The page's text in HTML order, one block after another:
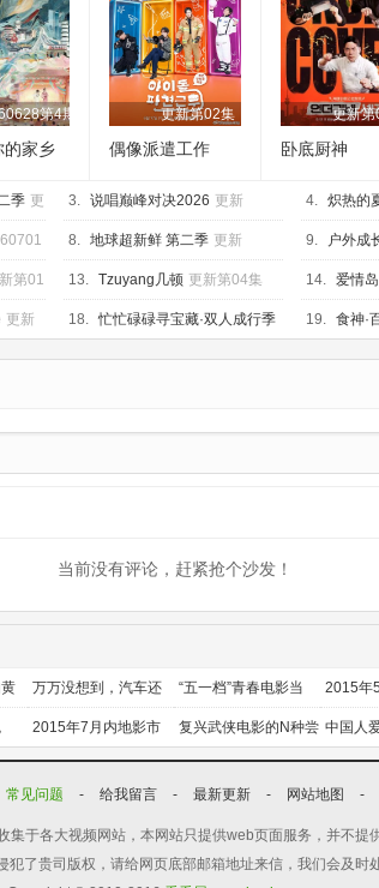
第4期
的家乡
更新第02集
偶像派遣工作
更新第
卧底厨神
季 更 3. 说唱巅峰对决2026 更新
20260705第2期下
4. 炽热的
4期
8. 地球超新鲜 第二季 更新
20260704第2期上
9. 户外成
第01 13. Tzuyang几顿 更新第04集 14. 爱情
第26集
更新 18. 忙忙碌碌寻宝藏·双人成行季
更新20260705上
19. 食神·
20260701
当前没有评论，赶紧抢个沙发！
万万没想到，汽车还
能干这个？
“五一档”青春电影当
道
2015年
前瞻
2015年7月内地影市
前瞻
复兴武侠电影的N种尝
试
中国人
喜剧？
常见问题 - 给我留言 - 最新更新 - 网站地图 -
集于各大视频网站，本网站只提供web页面服务，并不提
犯了贵司版权，请给网页底部邮箱地址来信，我们会及时